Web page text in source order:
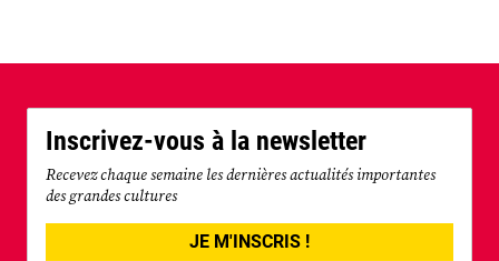
Inscrivez-vous à la newsletter
Recevez chaque semaine les dernières actualités importantes
des grandes cultures
JE M'INSCRIS !